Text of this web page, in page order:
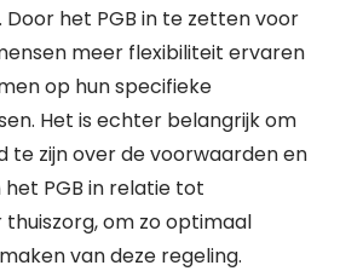
Door het PGB in te zetten voor
meer flexibiliteit ervaren
op hun specifieke
Het is echter belangrijk om
te zijn over de voorwaarden en
PGB in relatie tot
om zo optimaal
van deze regeling.